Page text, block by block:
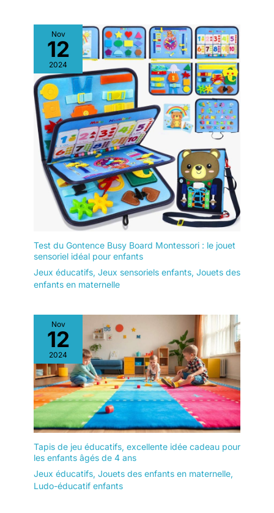
Nov
12
2024
Test du Gontence Busy Board Montessori : le jouet
sensoriel idéal pour enfants
Jeux éducatifs, Jeux sensoriels enfants, Jouets des
enfants en maternelle
Nov
12
2024
Tapis de jeu éducatifs, excellente idée cadeau pour
les enfants âgés de 4 ans
Jeux éducatifs, Jouets des enfants en maternelle,
Ludo-éducatif enfants